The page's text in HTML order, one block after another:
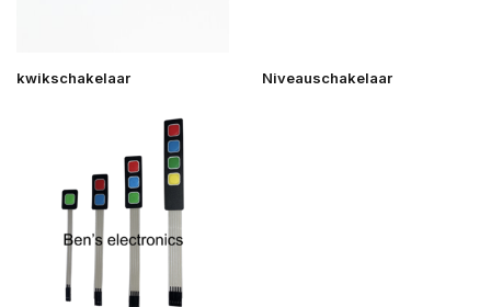
kwikschakelaar Niveauschakelaar